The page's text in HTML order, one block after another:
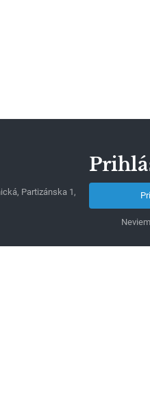
Partizánska 1,